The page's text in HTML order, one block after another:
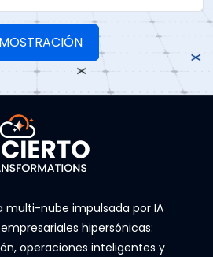
nube impulsada por IA
hipersónicas:
operaciones inteligentes y